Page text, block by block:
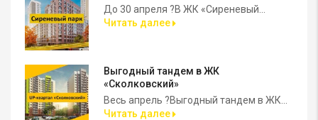
До 30 апреля ?В ЖК «Сиреневый...
Читать далее
Выгодный тандем в ЖК
«Сколковский»
Весь апрель ?Выгодный тандем в ЖК...
Читать далее